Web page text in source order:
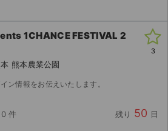
1CHANCE FESTIVAL 2
熊本農業公園
情報をお伝えいたします。
0 件 残り 50 日
3